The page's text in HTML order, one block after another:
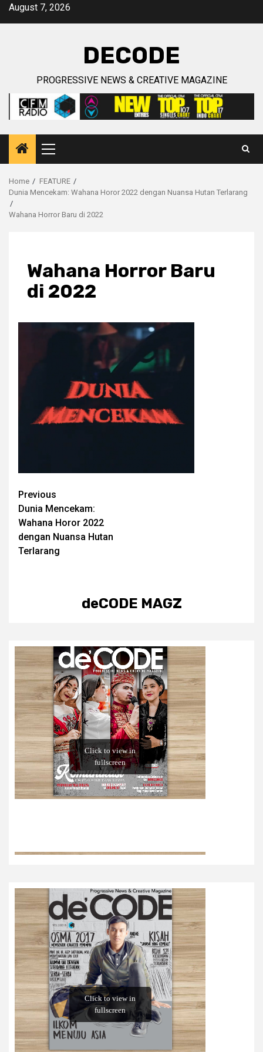
SkipAugust 7, 2026
DECODE
PROGRESSIVE NEWS & CREATIVE MAGAZINE
Primary
Menu
Home
FEATURE
Dunia Mencekam: Wahana Horor 2022 dengan Nuansa Hutan Terlarang
Wahana Horror Baru di 2022
Wahana Horror Baru
di 2022
Post
navigation
Previous
Dunia Mencekam:
Wahana Horor 2022
dengan Nuansa Hutan
Terlarang
deCODE MAGZ